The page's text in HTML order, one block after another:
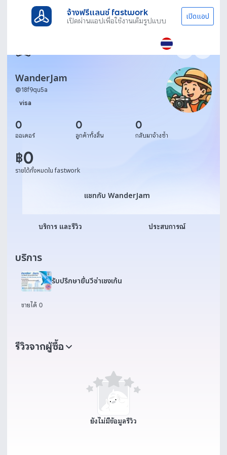
จ้างฟรีแลนซ์ fastwork
เปิดผ่านแอปเพื่อใช้งานเต็มรูปแบบ เปิดแอป
WanderJam
@18f9qu5a
visa
0
ออเดอร์
0
ลูกค้าทั้งสิ้น
0
กลับมาจ้างซ้ำ
฿0
รายได้ทั้งหมดใน fastwork
แชทกับ WanderJam
แชทกับ WanderJam
บริการ และรีวิว ประสบการณ์
บริการ
รับปรึกษายื่นวีซ่าเชงเก้น
ขายได้ 0
รีวิวจากผู้ซื้อ
ยังไม่มีข้อมูลรีวิว